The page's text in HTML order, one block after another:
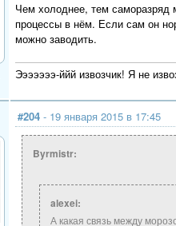
Чем холоднее, тем саморазряд
процессы в нём. Если сам он
можно заводить.
Эээээээ-ййй извозчик! Я не
#204 - 19 января 2015 в 17:45
Byrmistr:
alexei:
А какая связь между